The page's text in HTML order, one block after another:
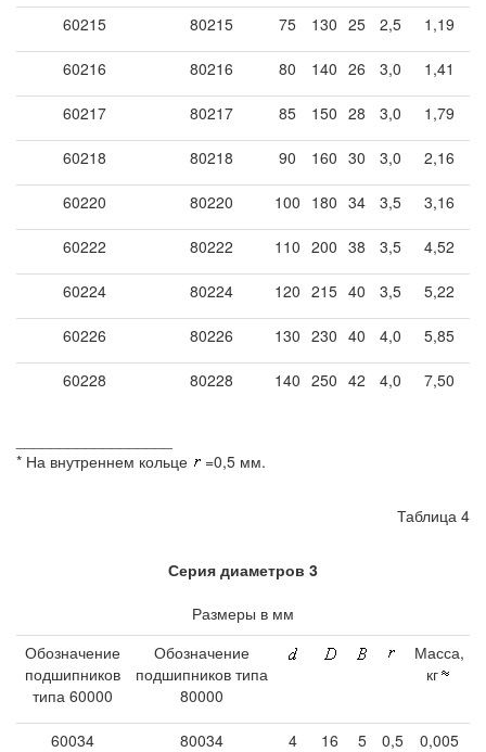
60215 80215 75 130 25 2,5 1,19
60216 80216 80 140 26 3,0 1,41
60217 80217 85 150 28 3,0 1,79
60218 80218 90 160 30 3,0 2,16
60220 80220 100 180 34 3,5 3,16
60222 80222 110 200 38 3,5 4,52
60224 80224 120 215 40 3,5 5,22
60226 80226 130 230 40 4,0 5,85
60228 80228 140 250 42 4,0 7,50
* На внутреннем кольце
=0,5 мм.
Таблица 4
Серия диаметров 3
Размеры в мм
Обозначение
подшипников
типа 60000
Обозначение
подшипников типа
80000
Масса,
кг
60034 80034 4 16 5 0,5 0,005